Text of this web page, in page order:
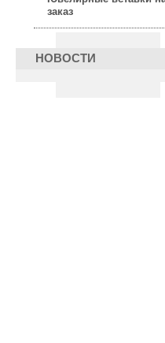
заказ
НОВОСТИ